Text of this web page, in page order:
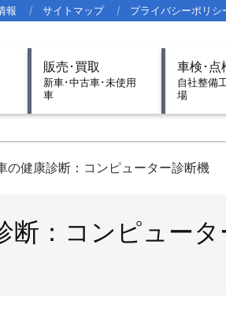
報 サイトマップ プライバシーポリシ
販売･買取
新車･中古車･未使用
車
車検･点
自社整備
場
の健康診断：コンピューター診断機
断：コンピュータ